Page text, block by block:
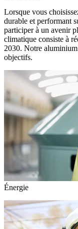
Lorsque vous
durable et performant
participer à un avenir
climatique consiste à
2030. Notre
objectifs.
Énergie